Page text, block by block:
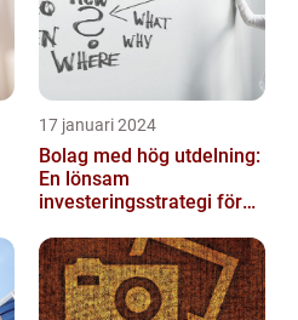
17 januari 2024
Bolag med hög utdelning:
En lönsam
investeringsstrategi för